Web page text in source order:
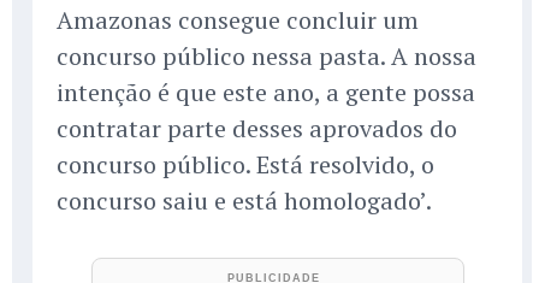
Amazonas consegue concluir um
concurso público nessa pasta. A nossa
intenção é que este ano, a gente possa
contratar parte desses aprovados do
concurso público. Está resolvido, o
concurso saiu e está homologado’.